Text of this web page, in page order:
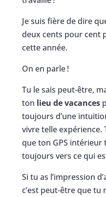
Je suis fière de dire
deux cents pour cent
cette année.
On en parle !
Tu le sais peut-être,
ton lieu de vacances
toujours d’une
vivre telle
que ton GPS intérieur
toujours vers ce qui
Si tu as l’impression
c’est peut-être que tu